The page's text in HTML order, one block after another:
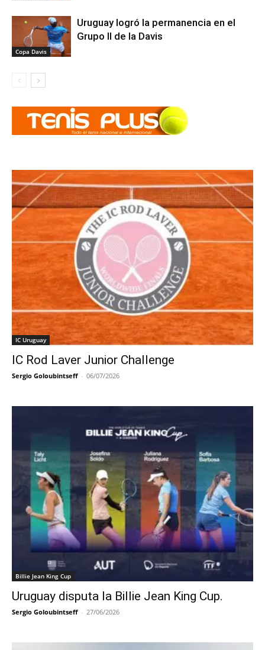
Copa Davis
Uruguay logró la permanencia en el
Grupo II de la Davis
IC Uruguay
IC Rod Laver Junior Challenge
Sergio Goloubintseff - 06/07/2026
Billie Jean King Cup
Uruguay disputa la Billie Jean King Cup.
Sergio Goloubintseff - 27/06/2026